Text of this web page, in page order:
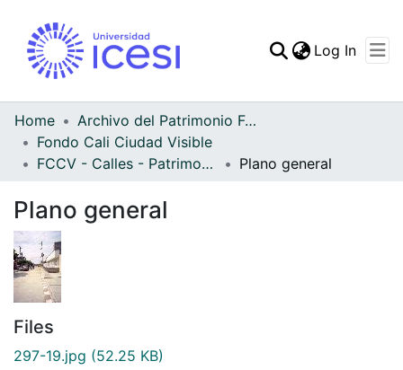
Log In
Home
Archivo del Patrimonio Fotográfico y Fílmico del Valle del Cauca
Fondo Cali Ciudad Visible
FCCV - Calles - Patrimonial
Plano general
Plano general
Files
297-19.jpg (52.25 KB)